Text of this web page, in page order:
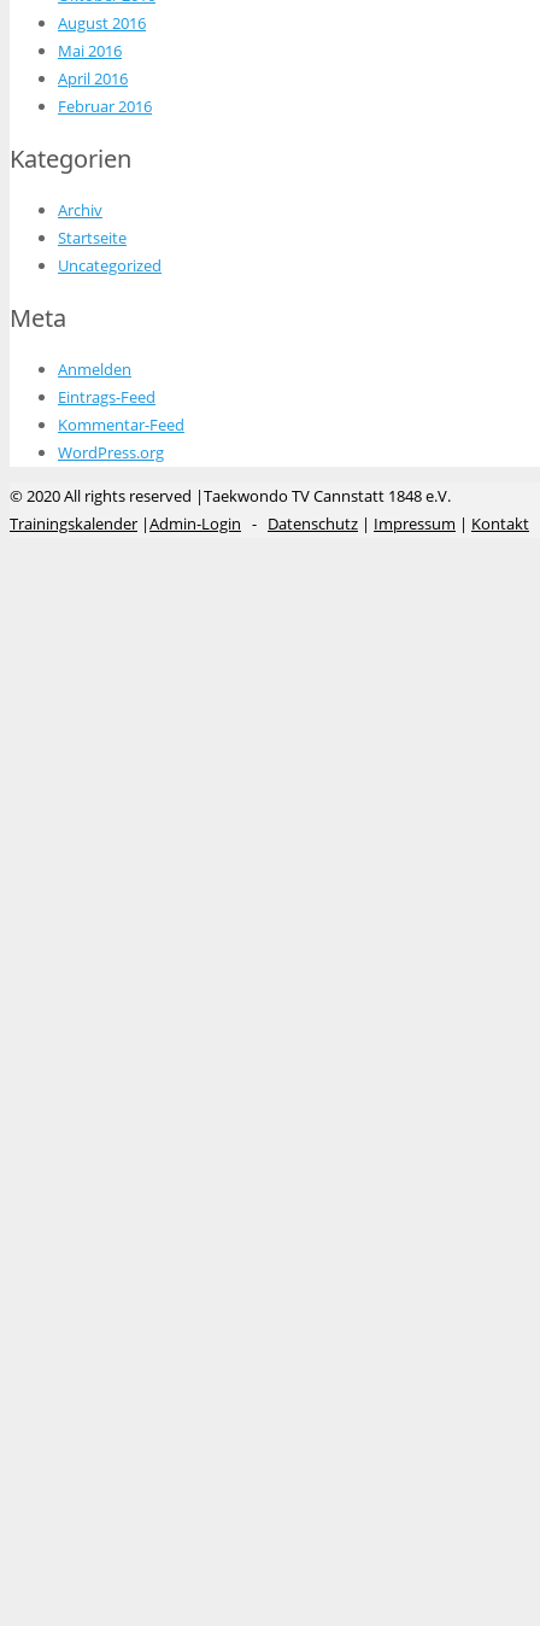
August 2016
Mai 2016
April 2016
Februar 2016
Kategorien
Archiv
Startseite
Uncategorized
Meta
Anmelden
Eintrags-Feed
Kommentar-Feed
WordPress.org
© 2020 All rights reserved |Taekwondo TV Cannstatt 1848 e.V.
Trainingskalender |Admin-Login - Datenschutz | Impressum | Kontakt